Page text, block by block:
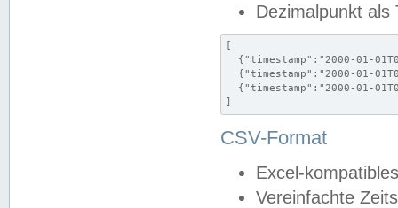
Dezimalpunkt als
[
{"timestamp":"2000-01-
{"timestamp":"2000-01-
{"timestamp":"2000-01-
]
CSV-Format
Excel-
Vereinfachte